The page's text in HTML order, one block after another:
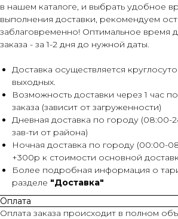
в нашем каталоге, и выбрать удобное
выполнения доставки, рекомендуем
заблаговременно! Оптимальное время
заказа - за 1-2 дня до нужной даты.
Доставка осуществляется
выходных.
Возможность доставки через 1 час
заказа (зависит от загруженности)
Дневная доставка по городу (08:00-
зав-ти от района)
Ночная доставка по городу (00:00-
+300р к стоимости основной
Более подробная информация о
разделе "Доставка"
Оплата
Оплата заказа происходит в полном